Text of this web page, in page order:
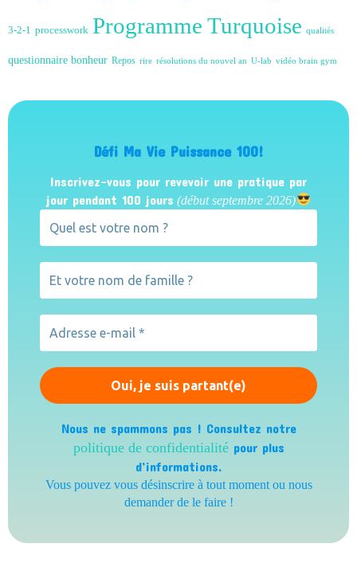
3-2-1 processwork Programme Turquoise qualités
questionnaire bonheur Repos rire résolutions du nouvel an U-lab vidéo brain gym
Défi Ma Vie Puissance 100!
Inscrivez-vous pour revevoir une pratique par
jour pendant 100 jours (début septembre 2026)
Nous ne spammons pas ! Consultez notre
politique de confidentialitépour plus
d’informations.
Vous pouvez vous désinscrire à tout moment ou nous
demander de le faire !